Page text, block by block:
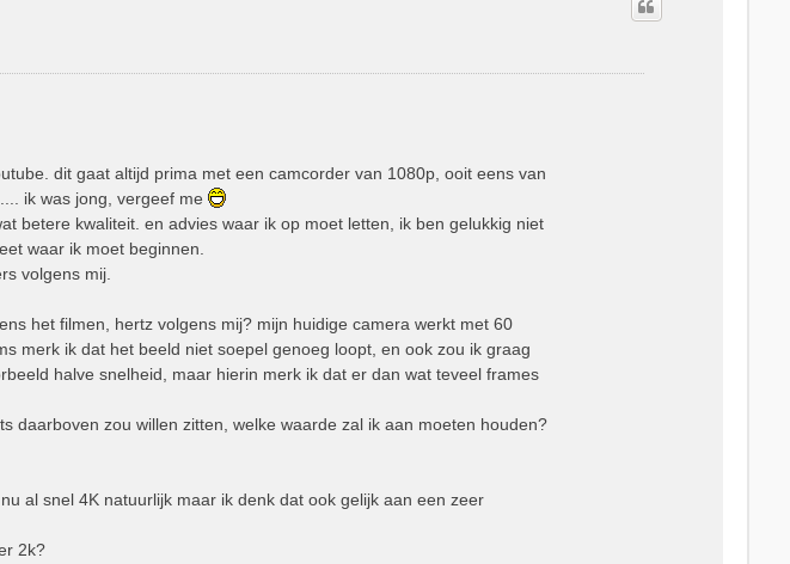
dit gaat altijd prima met een camcorder van 1080p, ooit eens van
ik was jong, vergeef me
betere kwaliteit. en advies waar ik op moet letten, ik ben gelukkig niet
waar ik moet beginnen.
volgens mij.
het filmen, hertz volgens mij? mijn huidige camera werkt met 60
merk ik dat het beeld niet soepel genoeg loopt, en ook zou ik graag
halve snelheid, maar hierin merk ik dat er dan wat teveel frames
daarboven zou willen zitten, welke waarde zal ik aan moeten houden?
al snel 4K natuurlijk maar ik denk dat ook gelijk aan een zeer
2k?